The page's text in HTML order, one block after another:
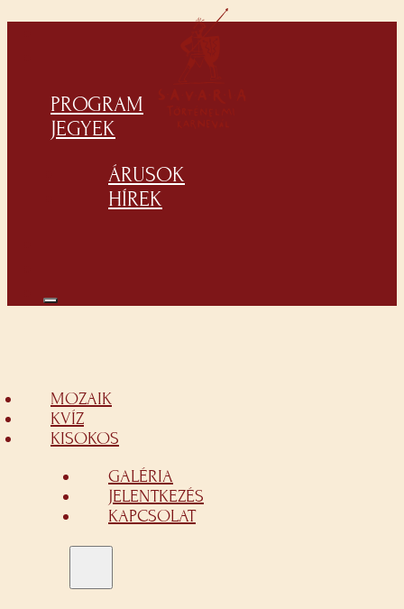
PROGRAM
JEGYEK
ÁRUSOK
HÍREK
MOZAIK
KVÍZ
KISOKOS
GALÉRIA
JELENTKEZÉS
KAPCSOLAT